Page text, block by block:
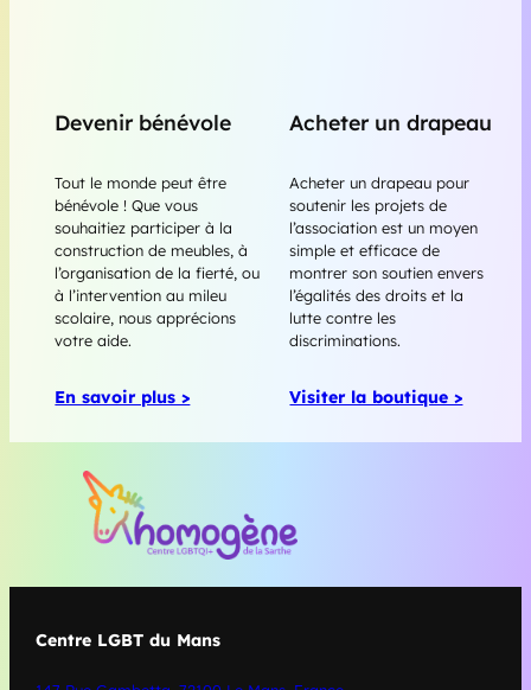
Devenir bénévole
Tout le monde peut être
bénévole ! Que vous
souhaitiez participer à la
construction de meubles, à
l’organisation de la fierté, ou
à l’intervention au mileu
scolaire, nous apprécions
votre aide.
En savoir plus >
Acheter un drapeau
Acheter un drapeau pour
soutenir les projets de
l’association est un moyen
simple et efficace de
montrer son soutien envers
l’égalités des droits et la
lutte contre les
discriminations.
Visiter la boutique >
Centre LGBT du Mans